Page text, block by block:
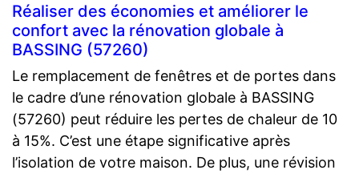
Réaliser des économies et améliorer le
confort avec la rénovation globale à
BASSING (57260)
Le remplacement de fenêtres et de portes dans
le cadre d’une rénovation globale à BASSING
(57260) peut réduire les pertes de chaleur de 10
à 15%. C’est une étape significative après
l’isolation de votre maison. De plus, une révision